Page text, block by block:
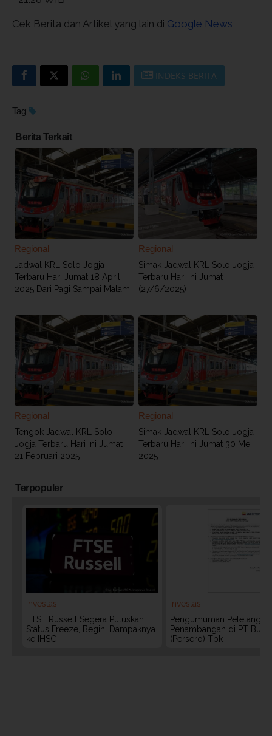
Cek Berita dan Artikel yang lain di Google News
INDEKS BERITA
Tag
Berita Terkait
Regional
Jadwal KRL Solo Jogja
Terbaru Hari Jumat 18 April
2025 Dari Pagi Sampai Malam
Regional
Simak Jadwal KRL Solo Jogja
Terbaru Hari Ini Jumat
(27/6/2025)
Regional
Tengok Jadwal KRL Solo
Jogja Terbaru Hari Ini Jumat
21 Februari 2025
Regional
Simak Jadwal KRL Solo Jogja
Terbaru Hari Ini Jumat 30 Mei
2025
Terpopuler
Investasi
FTSE Russell Segera Putuskan
Status Freeze, Begini Dampaknya
ke IHSG
Investasi
Pengumuman Pelelangan
Penambangan di PT Bukit
(Persero) Tbk